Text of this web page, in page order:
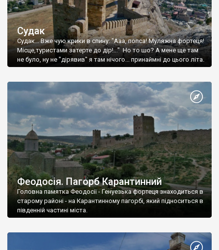
Судак
Судак... Вже чую крики в спину: "Ааа, попса! Муляжна фортеця!
Місце,туристами затерте до дір!..." Но то шо? А мене ще там
не було, ну не "дірявив" я там нічого... принаймні до цього літа.
Феодосія. Пагорб Карантинний
Головна памятка Феодосії - Генуезька фортеця знаходиться в
старому районі - на Карантинному пагорбі, який підноситься в
південній частині міста.